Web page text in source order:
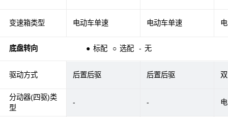
变速箱类型
底盘转向 ● 标配 ○ 选配 - 无
驱动方式
分动器(四驱)类
型
电动车单速 电动车单速
后置后驱 后置后驱
- -